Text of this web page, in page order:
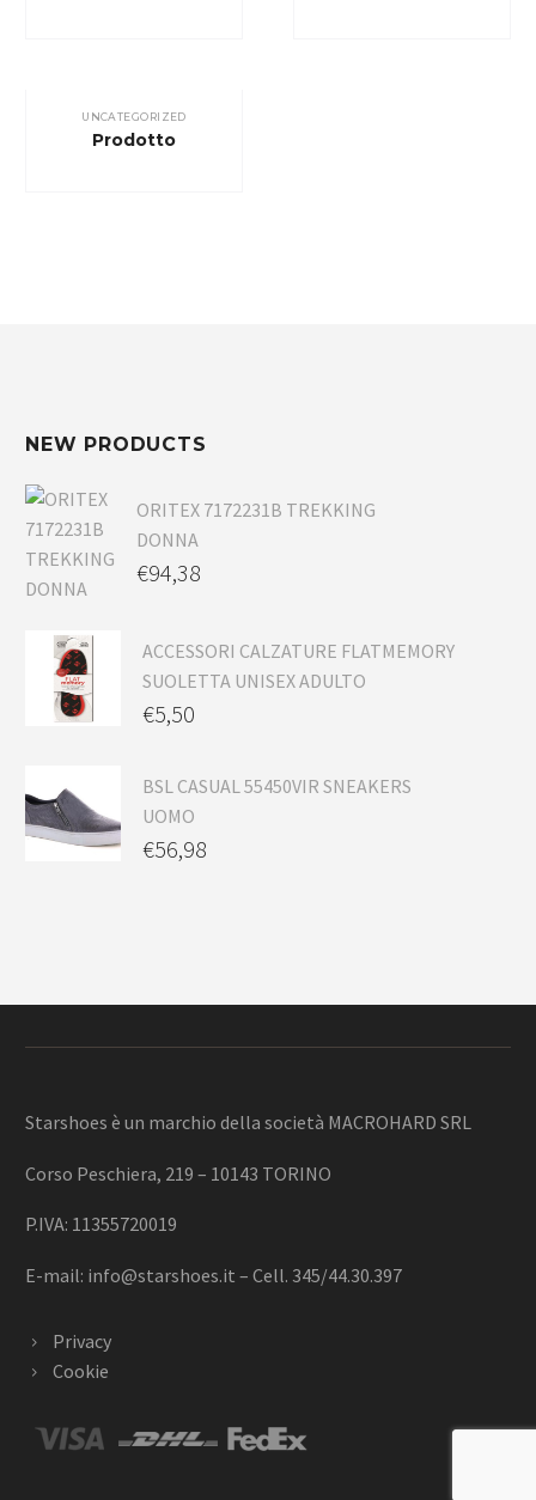
UNCATEGORIZED
Prodotto
NEW PRODUCTS
ORITEX 7172231B TREKKING
DONNA
€94,38
ACCESSORI CALZATURE FLATMEMORY
SUOLETTA UNISEX ADULTO
€5,50
BSL CASUAL 55450VIR SNEAKERS
UOMO
€56,98
Starshoes è un marchio della società MACROHARD SRL
Corso Peschiera, 219 – 10143 TORINO
P.IVA: 11355720019
E-mail: info@starshoes.it – Cell. 345/44.30.397
Privacy
Cookie